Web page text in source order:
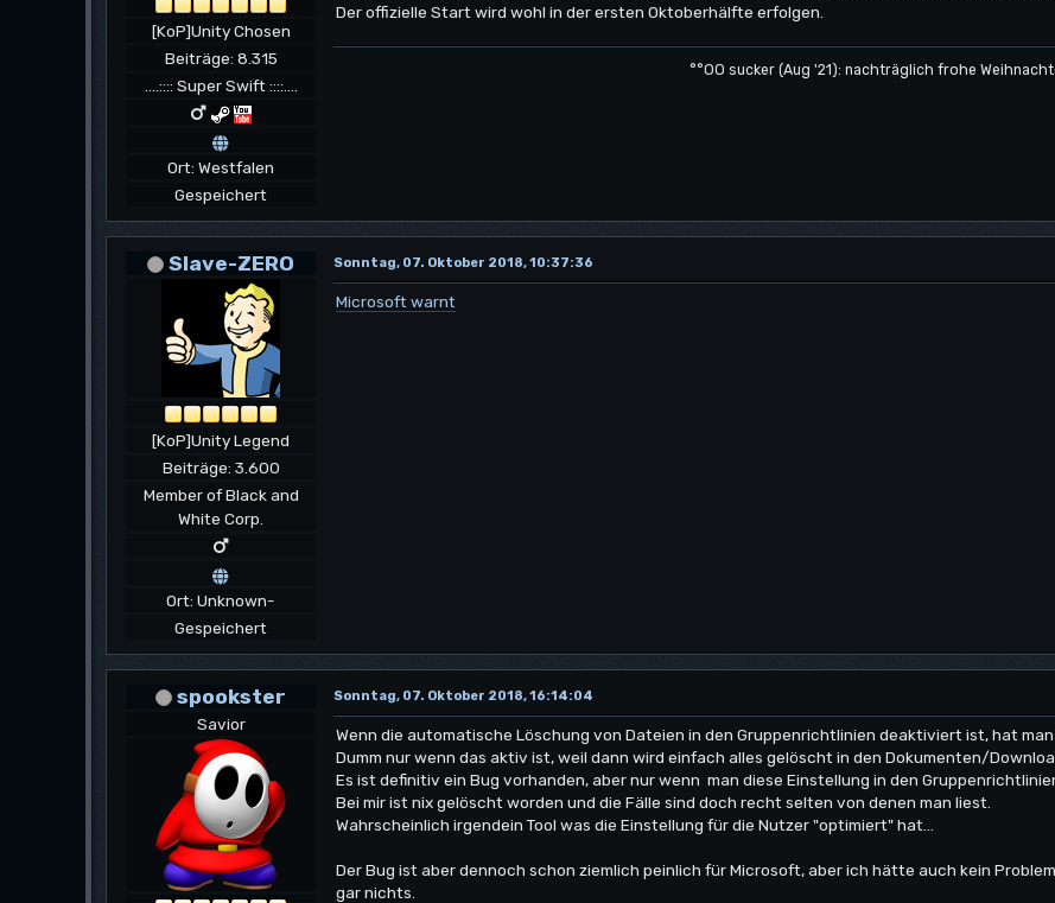
[KoP]Unity Chosen
Beiträge: 8.315
....:::: Super Swift ::::....
Ort: Westfalen
Gespeichert
Der offizielle Start wird wohl in der ersten Oktoberhälfte erfolgen.
°°OO sucker (Aug '21): nachträglich frohe
Slave-ZERO
[KoP]Unity Legend
Beiträge: 3.600
Member of Black and
White Corp.
Ort: Unknown-
Gespeichert
Sonntag, 07. Oktober 2018, 10:37:36
Microsoft warnt
spookster
Savior
Sonntag, 07. Oktober 2018, 16:14:04
Wenn die automatische Löschung von Dateien in den Gruppenrichtlinien deaktiviert ist, hat man
Dumm nur wenn das aktiv ist, weil dann wird einfach alles gelöscht in den Dokumenten/
Es ist definitiv ein Bug vorhanden, aber nur wenn man diese Einstellung in den
Bei mir ist nix gelöscht worden und die Fälle sind doch recht selten von denen man liest.
Wahrscheinlich irgendein Tool was die Einstellung für die Nutzer "optimiert" hat...
Der Bug ist aber dennoch schon ziemlich peinlich für Microsoft, aber ich hätte auch kein
gar nichts.